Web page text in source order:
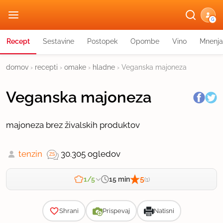
G
Recept Sestavine Postopek Opombe Vino Mnenja
domov › recepti › omake › hladne › Veganska majoneza
Veganska majoneza
majoneza brez živalskih produktov
tenzin 30.305 ogledov
1/5 15 min 5(1)
Shrani Prispevaj Natisni